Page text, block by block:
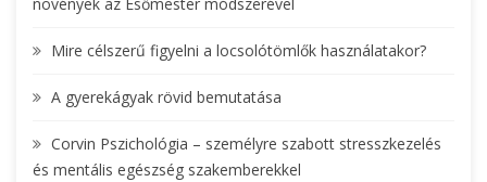
o
:
Mire célszerű figyelni a locsolótömlők használatakor?
A gyerekágyak rövid bemutatása
Corvin Pszichológia – személyre szabott stresszkezelés
és mentális egészség szakemberekkel